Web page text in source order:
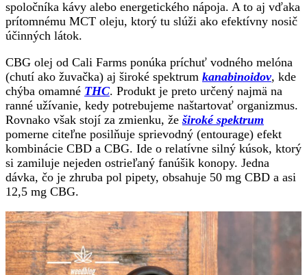
spoločníka kávy alebo energetického nápoja. A to aj vďaka
prítomnému MCT oleju, ktorý tu slúži ako efektívny nosič
účinných látok.
CBG olej od Cali Farms ponúka príchuť vodného melóna
(chutí ako žuvačka) aj široké spektrum kanabinoidov, kde
chýba omamné THC. Produkt je preto určený najmä na
ranné užívanie, kedy potrebujeme naštartovať organizmus.
Rovnako však stojí za zmienku, že široké spektrum
pomerne citeľne posilňuje sprievodný (entourage) efekt
kombinácie CBD a CBG. Ide o relatívne silný kúsok, ktorý
si zamiluje nejeden ostrieľaný fanúšik konopy. Jedna
dávka, čo je zhruba pol pipety, obsahuje 50 mg CBD a asi
12,5 mg CBG.